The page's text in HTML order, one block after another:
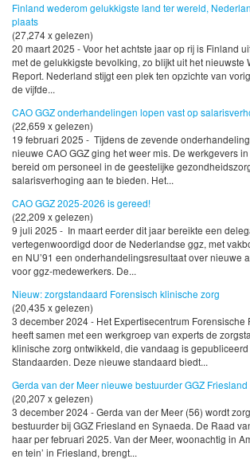
Finland wederom gelukkigste land ter wereld,
plaats
(27,274 x gelezen)
20 maart 2025 - Voor het achtste jaar op rij is Finland
met de gelukkigste bevolking, zo blijkt uit het nieuwste
Report. Nederland stijgt een plek ten opzichte van
de vijfde...
CAO GGZ onderhandelingen lopen vast op
(22,659 x gelezen)
19 februari 2025 - Tijdens de zevende
nieuwe CAO GGZ ging het weer mis. De werkgevers
bereid om personeel in de geestelijke
salarisverhoging aan te bieden. Het...
CAO GGZ 2025-2026 is gereed!
(22,209 x gelezen)
9 juli 2025 - In maart eerder dit jaar bereikte een
vertegenwoordigd door de Nederlandse ggz, met
en NU’91 een onderhandelingsresultaat over nieuwe
voor ggz-medewerkers. De...
Nieuw: zorgstandaard Forensisch klinische zorg
(20,435 x gelezen)
3 december 2024 - Het Expertisecentrum Forensische
heeft samen met een werkgroep van experts de
klinische zorg ontwikkeld, die vandaag is gepubliceerd
Standaarden. Deze nieuwe standaard biedt...
Gerda van der Meer nieuwe bestuurder GGZ Friesland
(20,207 x gelezen)
3 december 2024 - Gerda van der Meer (56) wordt
bestuurder bij GGZ Friesland en Synaeda. De Raad
haar per februari 2025. Van der Meer, woonachtig in
en tein’ in Friesland, brengt...